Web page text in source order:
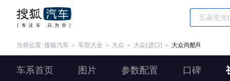
当前位置: 搜狐汽车 ＞ 车型大全 ＞ 大众 ＞ 大众(进口) ＞ 大众尚酷R
车系首页 图片 参数配置 口碑